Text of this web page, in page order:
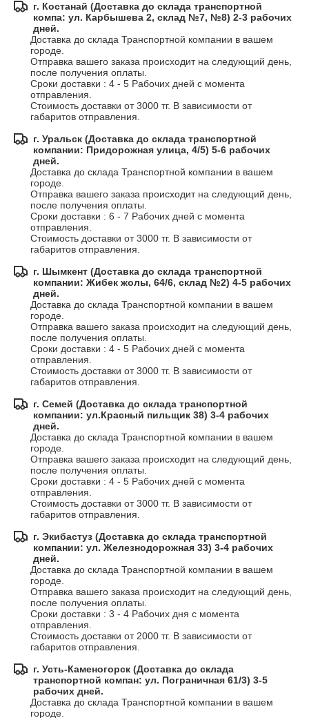
г. Костанай (Доставка до склада транспортной
компа: ул. Карбышева 2, склад №7, №8) 2-3 рабочих
дней.
Доставка до склада Транспортной компании в вашем
городе.
Отправка вашего заказа происходит на следующий день,
после получения оплаты.
Сроки доставки : 4 - 5 Рабочих дней с момента
отправления.
Стоимость доставки от 3000 тг. В зависимости от
габаритов отправления.
г. Уральск (Доставка до склада транспортной
компании: Придорожная улица, 4/5) 5-6 рабочих
дней.
Доставка до склада Транспортной компании в вашем
городе.
Отправка вашего заказа происходит на следующий день,
после получения оплаты.
Сроки доставки : 6 - 7 Рабочих дней с момента
отправления.
Стоимость доставки от 3000 тг. В зависимости от
габаритов отправления.
г. Шымкент (Доставка до склада транспортной
компании: Жибек жолы, 64/6, склад №2) 4-5 рабочих
дней.
Доставка до склада Транспортной компании в вашем
городе.
Отправка вашего заказа происходит на следующий день,
после получения оплаты.
Сроки доставки : 4 - 5 Рабочих дней с момента
отправления.
Стоимость доставки от 3000 тг. В зависимости от
габаритов отправления.
г. Семей (Доставка до склада транспортной
компании: ул.Красный пильщик 38) 3-4 рабочих
дней.
Доставка до склада Транспортной компании в вашем
городе.
Отправка вашего заказа происходит на следующий день,
после получения оплаты.
Сроки доставки : 4 - 5 Рабочих дней с момента
отправления.
Стоимость доставки от 3000 тг. В зависимости от
габаритов отправления.
г. Экибастуз (Доставка до склада транспортной
компании: ул. Железнодорожная 33) 3-4 рабочих
дней.
Доставка до склада Транспортной компании в вашем
городе.
Отправка вашего заказа происходит на следующий день,
после получения оплаты.
Сроки доставки : 3 - 4 Рабочих дня с момента
отправления.
Стоимость доставки от 2000 тг. В зависимости от
габаритов отправления.
г. Усть-Каменогорск (Доставка до склада
транспортной компан: ул. Пограничная 61/3) 3-5
рабочих дней.
Доставка до склада Транспортной компании в вашем
городе.